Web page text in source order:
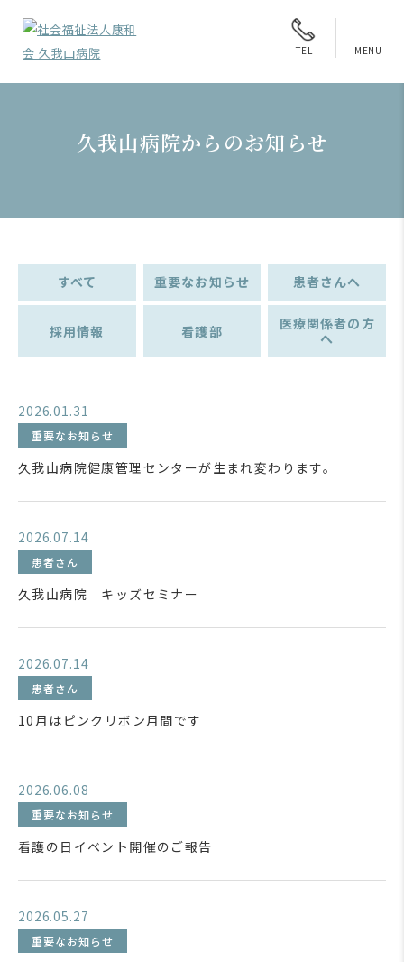
TEL MENU
久我山病院からのお知らせ
すべて 重要なお知らせ 患者さんへ
採用情報 看護部
医療関係者の方
へ
2026.01.31
重要なお知らせ
久我山病院健康管理センターが生まれ変わります。
2026.07.14
患者さん
久我山病院 キッズセミナー
2026.07.14
患者さん
10月はピンクリボン月間です
2026.06.08
重要なお知らせ
看護の日イベント開催のご報告
2026.05.27
重要なお知らせ